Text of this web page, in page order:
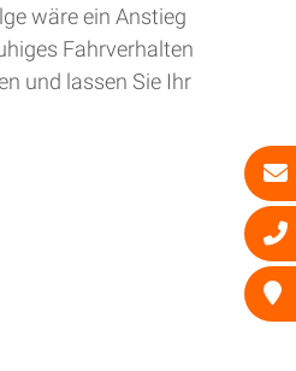
wäre ein Anstieg
Fahrverhalten
und lassen Sie Ihr